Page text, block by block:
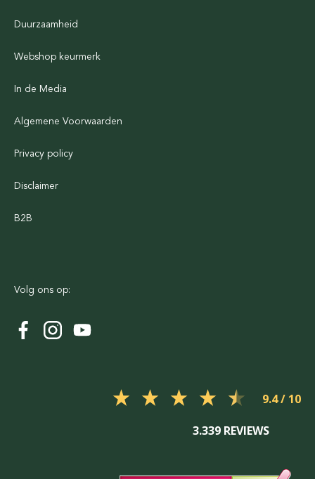
Duurzaamheid
Webshop keurmerk
In de Media
Algemene Voorwaarden
Privacy policy
Disclaimer
B2B
Volg ons op:
9.4
3.339 REVIEWS